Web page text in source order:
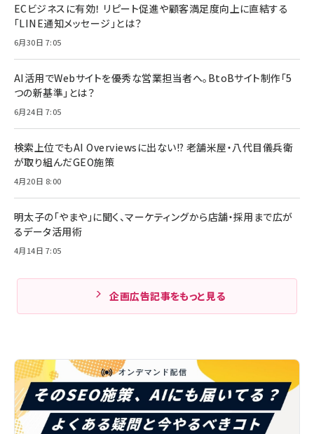
ECビジネスに有効！ リピート促進や顧客満足度向上に直結する
「LINE通知メッセージ」とは？
6月30日 7:05
AI活用でWebサイトを優秀な営業担当者へ。BtoBサイト制作「5
つの新基準」とは？
6月24日 7:05
検索上位でもAI Overviewsに出ない!? 老舗米屋・八代目儀兵衛
が取り組んだGEO施策
4月20日 8:00
明太子の「やまや」に聞く、マーケティングから店舗・採用まで広が
るデータ活用術
4月14日 7:05
企画広告記事をもっと見る